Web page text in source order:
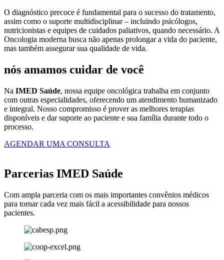
O diagnóstico precoce é fundamental para o sucesso do tratamento,
assim como o suporte multidisciplinar – incluindo psicólogos,
nutricionistas e equipes de cuidados paliativos, quando necessário. A
Oncologia moderna busca não apenas prolongar a vida do paciente,
mas também assegurar sua qualidade de vida.
nós amamos cuidar de você
Na IMED Saúde, nossa equipe oncológica trabalha em conjunto
com outras especialidades, oferecendo um atendimento humanizado
e integral. Nosso compromisso é prover as melhores terapias
disponíveis e dar suporte ao paciente e sua família durante todo o
processo.
AGENDAR UMA CONSULTA
Parcerias IMED Saúde
Com ampla parceria com os mais importantes convênios médicos
para tornar cada vez mais fácil a acessibilidade para nossos
pacientes.